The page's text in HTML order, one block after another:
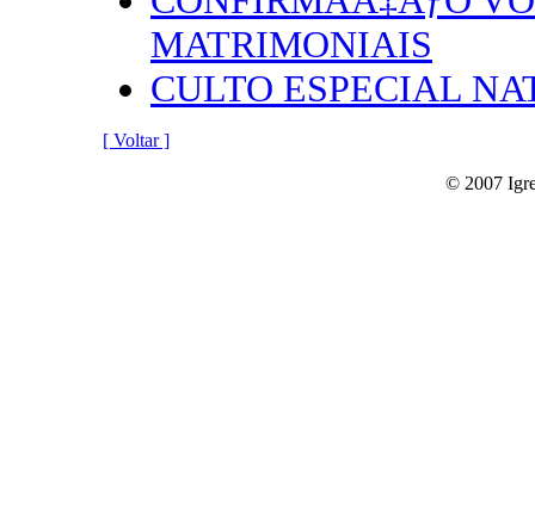
MATRIMONIAIS
CULTO ESPECIAL
[ Voltar ]
© 2007